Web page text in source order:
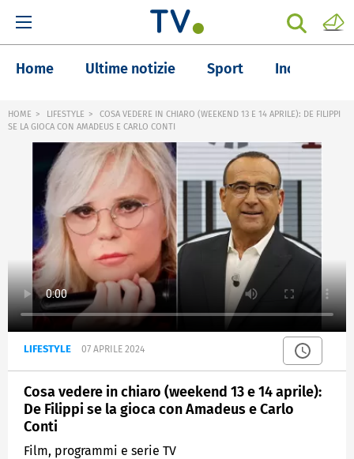
Home Ultime notizie Sport Inchieste
HOME LIFESTYLE
COSA VEDERE IN CHIARO (WEEKEND 13 E 14 APRILE): DE FILIPPI
SE LA GIOCA CON AMADEUS E CARLO CONTI
LIFESTYLE 07 APRILE 2024
Cosa vedere in chiaro (weekend 13 e 14 aprile):
De Filippi se la gioca con Amadeus e Carlo
Conti
Film, programmi e serie TV